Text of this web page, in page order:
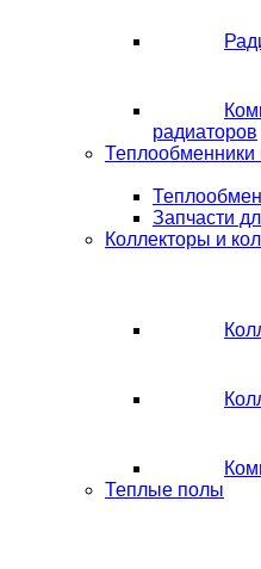
радиаторов
Теплообменники
Запчасти
Коллекторы и
Теплые полы